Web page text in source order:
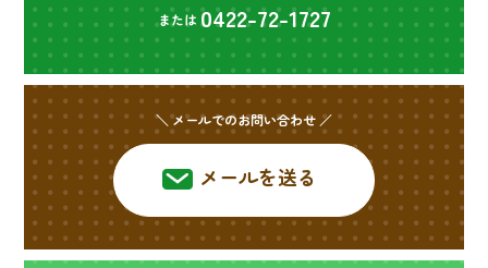
または 0422-72-1727
＼ メールでのお問い合わせ ／
メールを送る